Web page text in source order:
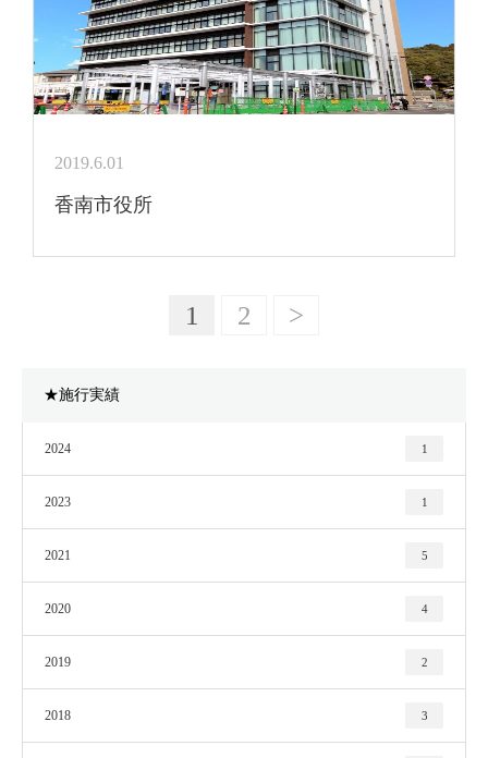
2019.6.01
香南市役所
1 2 >
★施行実績
2024 1
2023 1
2021 5
2020 4
2019 2
2018 3